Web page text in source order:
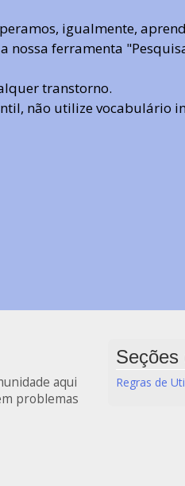
igualmente,
nossa ferramenta
transtorno.
não utilize vocabulário
Seções
Regras de
aqui
problemas